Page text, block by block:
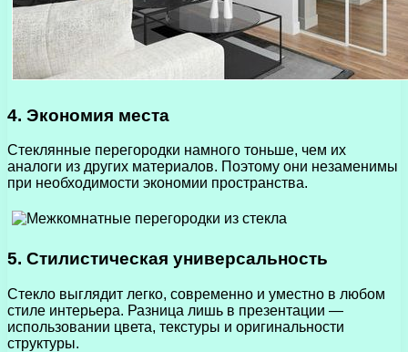
4. Экономия места
Стеклянные перегородки намного тоньше, чем их
аналоги из других материалов. Поэтому они незаменимы
при необходимости экономии пространства.
5. Стилистическая универсальность
Стекло выглядит легко, современно и уместно в любом
стиле интерьера. Разница лишь в презентации —
использовании цвета, текстуры и оригинальности
структуры.